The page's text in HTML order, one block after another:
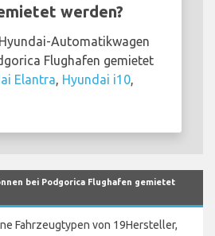
werden?
Automatikwagen
Flughafen gemietet
Elantra Hyundai i10
bei Podgorica Flughafen gemietet
Fahrzeugtypen von 19Hersteller,